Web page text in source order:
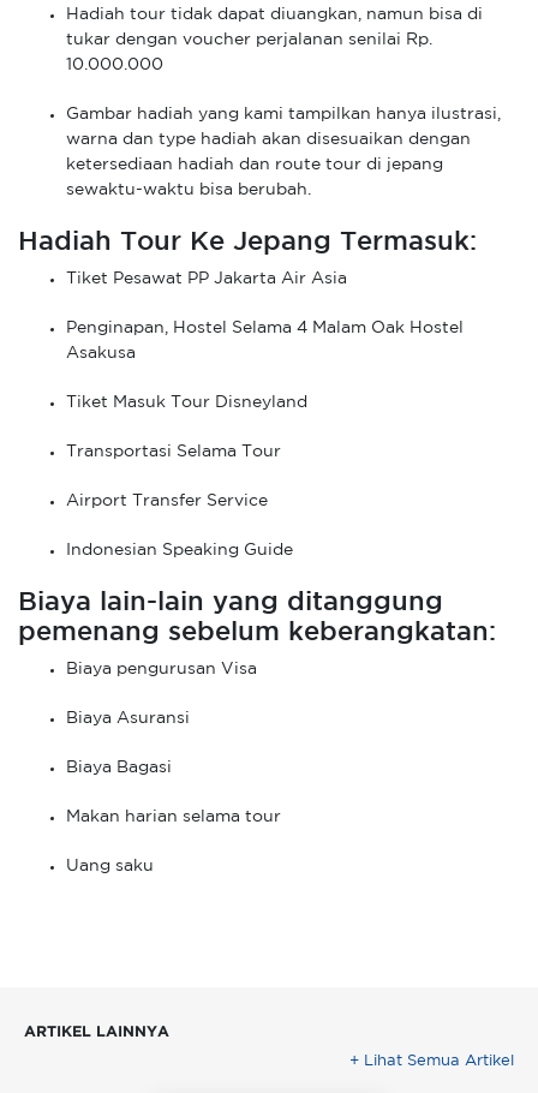
Hadiah tour tidak dapat diuangkan, namun bisa di
tukar dengan voucher perjalanan senilai Rp.
10.000.000
Gambar hadiah yang kami tampilkan hanya ilustrasi,
warna dan type hadiah akan disesuaikan dengan
ketersediaan hadiah dan route tour di jepang
sewaktu-waktu bisa berubah.
Hadiah Tour Ke Jepang Termasuk:
Tiket Pesawat PP Jakarta Air Asia
Penginapan, Hostel Selama 4 Malam Oak Hostel
Asakusa
Tiket Masuk Tour Disneyland
Transportasi Selama Tour
Airport Transfer Service
Indonesian Speaking Guide
Biaya lain-lain yang ditanggung
pemenang sebelum keberangkatan:
Biaya pengurusan Visa
Biaya Asuransi
Biaya Bagasi
Makan harian selama tour
Uang saku
ARTIKEL LAINNYA
+ Lihat Semua Artikel